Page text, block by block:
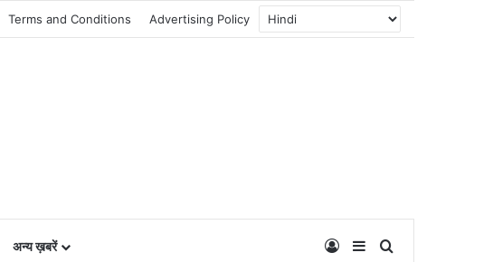
Terms and Conditions Advertising Policy
अन्य ख़बरें Log InSidebar